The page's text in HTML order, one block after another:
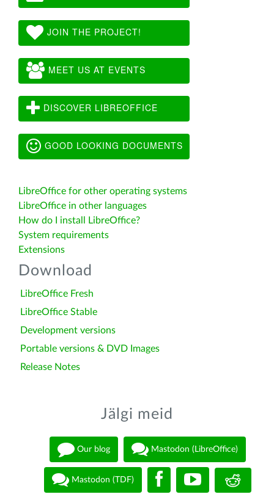
JOIN THE PROJECT!
MEET US AT EVENTS
DISCOVER LIBREOFFICE
GOOD LOOKING DOCUMENTS
LibreOffice for other operating systems
LibreOffice in other languages
How do I install LibreOffice?
System requirements
Extensions
Download
LibreOffice Fresh
LibreOffice Stable
Development versions
Portable versions & DVD Images
Release Notes
Jälgi meid
Our blog Mastodon (LibreOffice)
Mastodon (TDF)